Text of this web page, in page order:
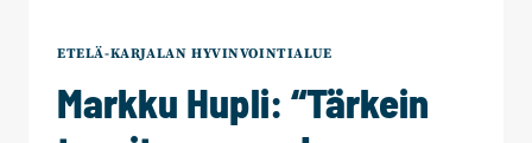
ETELÄ-KARJALAN HYVINVOINTIALUE
Markku Hupli: “Tärkein